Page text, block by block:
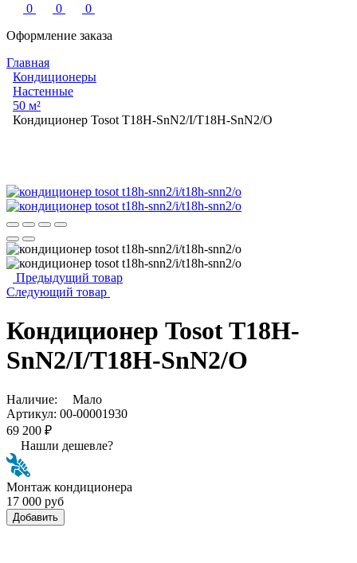
0
0
0
Оформление заказа
Главная
Кондиционеры
Настенные
50 м²
Кондиционер Tosot T18H-SnN2/I/T18H-SnN2/O
Предыдущий товар
Следующий товар
Кондиционер Tosot T18H-
SnN2/I/T18H-SnN2/O
Наличие:
Мало
Артикул: 00-00001930
69 200 ₽
Нашли дешевле?
Монтаж кондиционера
17 000 руб
Добавить